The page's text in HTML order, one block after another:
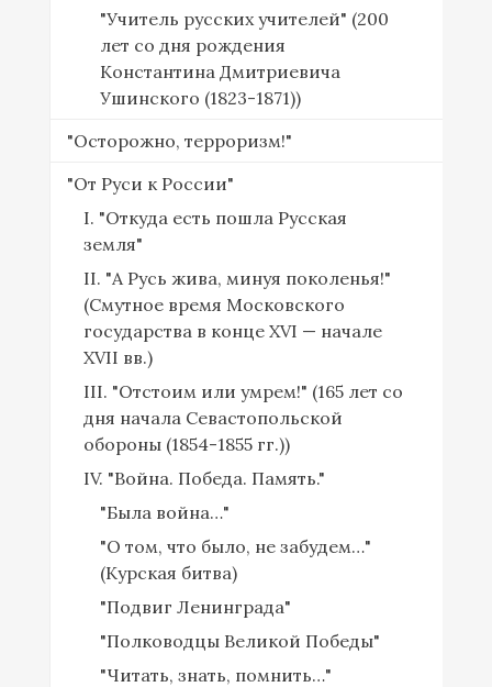
"Учитель русских учителей" (200
лет со дня рождения
Константина Дмитриевича
Ушинского (1823-1871))
"Осторожно, терроризм!"
"От Руси к России"
I. "Откуда есть пошла Русская
земля"
II. "А Русь жива, минуя поколенья!"
(Смутное время Московского
государства в конце XVI — начале
XVII вв.)
III. "Отстоим или умрем!" (165 лет со
дня начала Севастопольской
обороны (1854-1855 гг.))
IV. "Война. Победа. Память."
"Была война…"
"О том, что было, не забудем…"
(Курская битва)
"Подвиг Ленинграда"
"Полководцы Великой Победы"
"Читать, знать, помнить…"